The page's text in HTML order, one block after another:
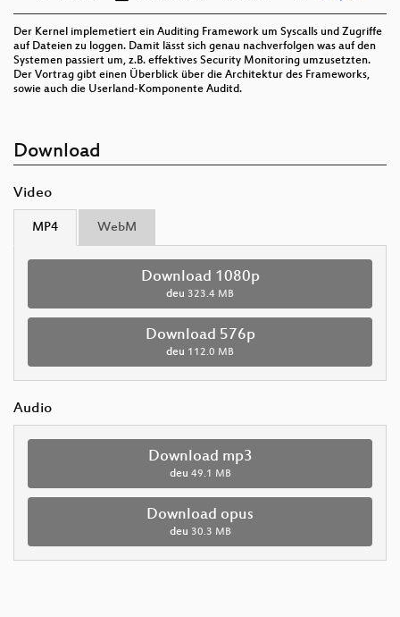
Der Kernel implemetiert ein Auditing Framework um Syscalls und Zugriffe
auf Dateien zu loggen. Damit lässt sich genau nachverfolgen was auf den
Systemen passiert um, z.B. effektives Security Monitoring umzusetzten.
Der Vortrag gibt einen Überblick über die Architektur des Frameworks,
sowie auch die Userland-Komponente Auditd.
Download
Video
MP4 WebM
Download 1080p
deu 323.4 MB
Download 576p
deu 112.0 MB
Audio
Download mp3
deu 49.1 MB
Download opus
deu 30.3 MB